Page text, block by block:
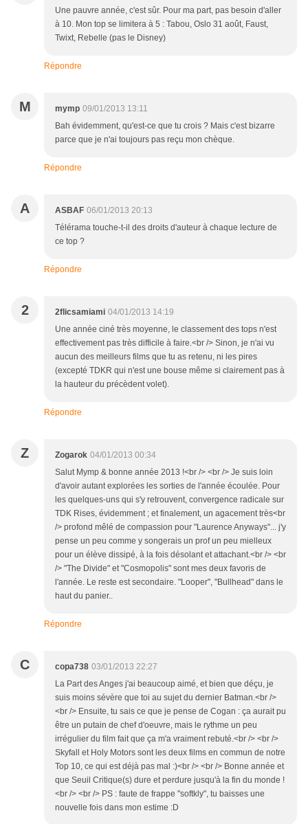
Une pauvre année, c'est sûr. Pour ma part, pas besoin d'aller
à 10. Mon top se limitera à 5 : Tabou, Oslo 31 août, Faust,
Twixt, Rebelle (pas le Disney)
Répondre
M mymp 09/01/2013 13:11
Bah évidemment, qu'est-ce que tu crois ? Mais c'est bizarre
parce que je n'ai toujours pas reçu mon chèque.
Répondre
A ASBAF 06/01/2013 20:13
Télérama touche-t-il des droits d'auteur à chaque lecture de
ce top ?
Répondre
2 2flicsamiami 04/01/2013 14:19
Une année ciné très moyenne, le classement des tops n'est
effectivement pas très difficile à faire.<br /> Sinon, je n'ai vu
aucun des meilleurs films que tu as retenu, ni les pires
(excepté TDKR qui n'est une bouse même si clairement pas à
la hauteur du précèdent volet).
Répondre
Z Zogarok 04/01/2013 00:34
Salut Mymp & bonne année 2013 !<br /> <br /> Je suis loin
d'avoir autant explorées les sorties de l'année écoulée. Pour
les quelques-uns qui s'y retrouvent, convergence radicale sur
TDK Rises, évidemment ; et finalement, un agacement très<br
/> profond mêlé de compassion pour "Laurence Anyways"... j'y
pense un peu comme y songerais un prof un peu mielleux
pour un élève dissipé, à la fois désolant et attachant.<br /> <br
/> "The Divide" et "Cosmopolis" sont mes deux favoris de
l'année. Le reste est secondaire. "Looper", "Bullhead" dans le
haut du panier..
Répondre
C copa738 03/01/2013 22:27
La Part des Anges j'ai beaucoup aimé, et bien que déçu, je
suis moins sévère que toi au sujet du dernier Batman.<br />
<br /> Ensuite, tu sais ce que je pense de Cogan : ça aurait pu
être un putain de chef d'oeuvre, mais le rythme un peu
irrégulier du film fait que ça m'a vraiment rebuté.<br /> <br />
Skyfall et Holy Motors sont les deux films en commun de notre
Top 10, ce qui est déjà pas mal :)<br /> <br /> Bonne année et
que Seuil Critique(s) dure et perdure jusqu'à la fin du monde !
<br /> <br /> PS : faute de frappe "softkly", tu baisses une
nouvelle fois dans mon estime :D